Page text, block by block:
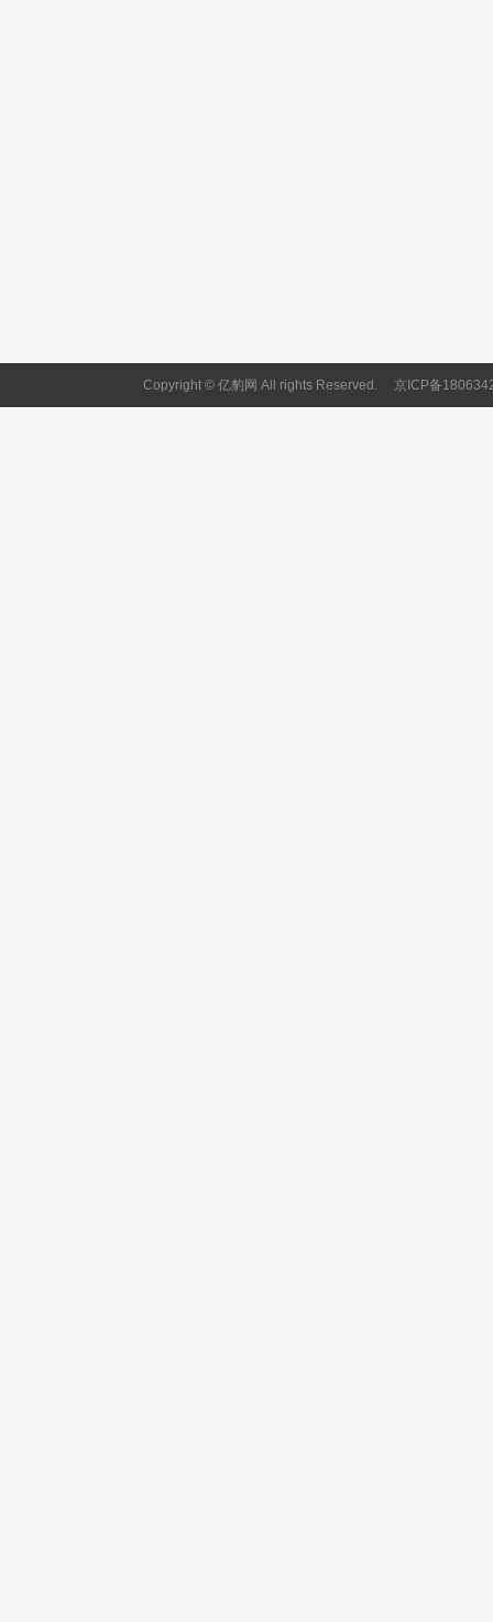
Copyright © 亿豹网 All rights Reserved. 京ICP备